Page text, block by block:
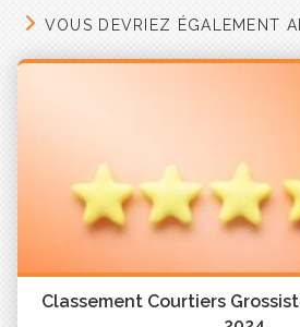
Nous avons cette
récompenser les
Groupement phares 2023 :
protection juridique, multirisque
VOUS DEVRIEZ ÉGALEMENT
Classement Courtiers